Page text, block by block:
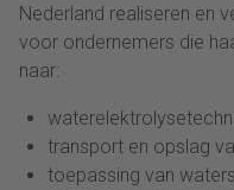
Nederland realiseren en
voor ondernemers die
naar:
transport en opslag
toepassing van